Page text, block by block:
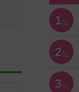
1位
2位
3位